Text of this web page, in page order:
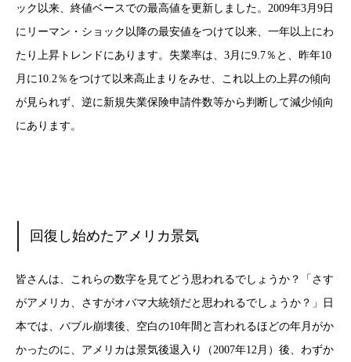
ック以来、終値ベースでの最高値を更新しました。2009年3月9日
にリーマン・ショック以降の最安値をつけて以来、一年以上にわ
たり上昇トレンドにあります。失業率は、3月に9.7％と、昨年10
月に10.2％をつけて以来高止まりをみせ、これ以上の上昇の傾向
が見られず、逆に新規失業保険申請件数等から判断して減少傾向
にあります。
回復し始めたアメリカ景気
皆さんは、これらの数字を見てどう思われるでしょうか？「さす
がアメリカ、さすがオバマ大統領だと思われるでしょうか？」日
本では、バブル崩壊後、空白の10年間と言われるほどの年月がか
かったのに、アメリカは景気後退入り（2007年12月）後、わずか